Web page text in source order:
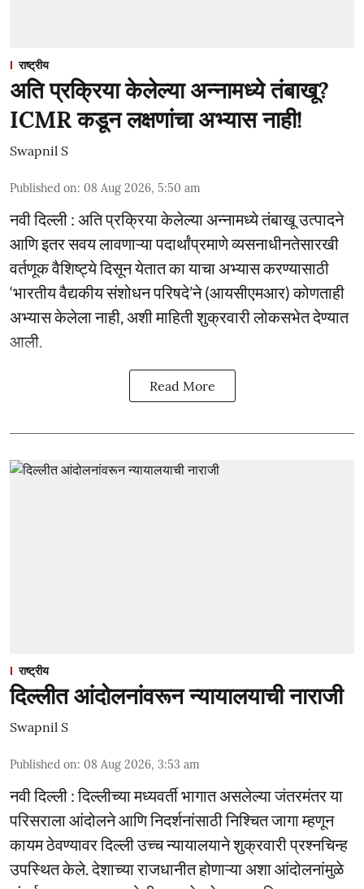
राष्ट्रीय
अति प्रक्रिया केलेल्या अन्नामध्ये तंबाखू?
ICMR कडून लक्षणांचा अभ्यास नाही!
Swapnil S
Published on: 08 Aug 2026, 5:50 am
नवी दिल्ली : अति प्रक्रिया केलेल्या अन्नामध्ये तंबाखू उत्पादने
आणि इतर सवय लावणाऱ्या पदार्थांप्रमाणे व्यसनाधीनतेसारखी
वर्तणूक वैशिष्ट्ये दिसून येतात का याचा अभ्यास करण्यासाठी
‘भारतीय वैद्यकीय संशोधन परिषदे’ने (आयसीएमआर) कोणताही
अभ्यास केलेला नाही, अशी माहिती शुक्रवारी लोकसभेत देण्यात
आली.
Read More
राष्ट्रीय
दिल्लीत आंदोलनांवरून न्यायालयाची नाराजी
Swapnil S
Published on: 08 Aug 2026, 3:53 am
नवी दिल्ली : दिल्लीच्या मध्यवर्ती भागात असलेल्या जंतरमंतर या
परिसराला आंदोलने आणि निदर्शनांसाठी निश्चित जागा म्हणून
कायम ठेवण्यावर दिल्ली उच्च न्यायालयाने शुक्रवारी प्रश्नचिन्ह
उपस्थित केले. देशाच्या राजधानीत होणाऱ्या अशा आंदोलनांमुळे